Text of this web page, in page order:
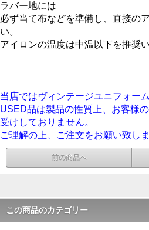
ラバー地には
必ず当て布などを準備し、直接の
い。
アイロンの温度は中温以下を推奨
当店ではヴィンテージユニフォー
USED品は製品の性質上、お客様
受けしておりません。
ご理解の上、ご注文をお願い致しま
前の商品へ
この商品のカテゴリー